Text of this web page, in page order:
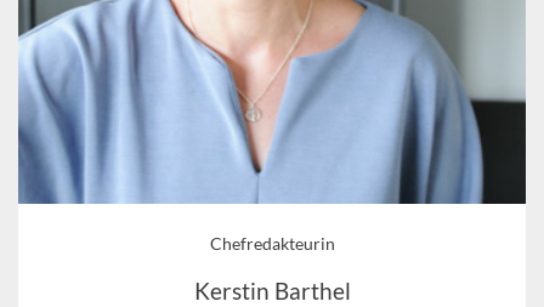
Chefredakteurin
Kerstin Barthel